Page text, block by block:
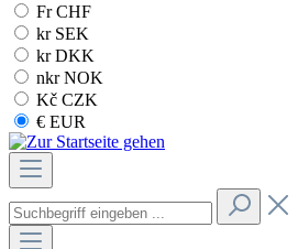
Fr CHF
kr SEK
kr DKK
nkr NOK
Kč CZK
€ EUR